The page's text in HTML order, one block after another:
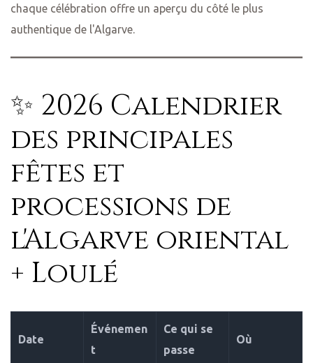
chaque célébration offre un aperçu du côté le plus
authentique de l'Algarve.
✨ 2026 Calendrier
des principales
fêtes et
processions de
l'Algarve oriental
+ Loulé
Date
Événemen
t
Ce qui se
passe
Où